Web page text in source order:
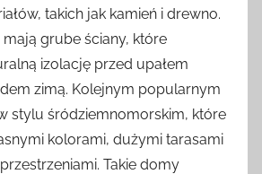
takich jak kamień i drewno.
grube ściany, które
izolację przed upałem
zimą. Kolejnym popularnym
stylu śródziemnomorskim, które
kolorami, dużymi tarasami
Takie domy